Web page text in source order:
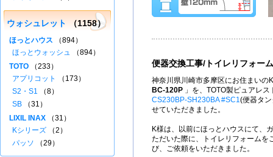
便器交換工事/トイレリフォーム
神奈川県川崎市多摩区にお住まいの
BC-120P 」を、TOTO製ピュアレ
CS230BP-SH230BA #SC1(便器タ
せていただきました。
K様は、以前にほっとハウスにて、
ただいた際に、トイレリフォームを
び、ご依頼をいただきました。
ウォシュレット （1158）
ほっとハウス （894）
ほっとウォッシュ （894）
TOTO （233）
アプリコット
（173）
S2・S1 （8）
SB （31）
LIXIL INAX （31）
Kシリーズ （2）
パッソ （29）